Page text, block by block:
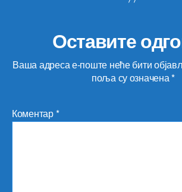
Оставите
Ваша адреса е-поште неће бити
поља су означена*
Коментар*